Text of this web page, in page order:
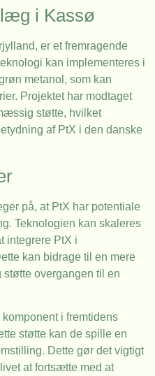
i Kassø
er et fremragende
kan implementeres i
metanol, som kan
Projektet har modtaget
støtte, hvilket
af PtX i den danske
på, at PtX har potentiale
Teknologien kan skaleres
integrere PtX i
kan bidrage til en mere
overgangen til en
i fremtidens
støtte kan de spille en
Dette gør det vigtigt
at fortsætte med at